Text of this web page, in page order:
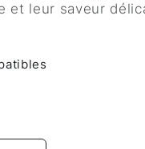
et leur saveur